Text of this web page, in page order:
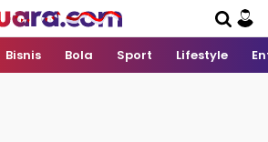
Bisnis Bola Sport Lifestyle